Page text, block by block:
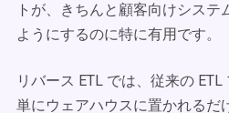
トが、きちんと顧客向けシステ
ようにするのに特に有用です。
リバース ETL では、従来の
単にウェアハウスに置かれるだ